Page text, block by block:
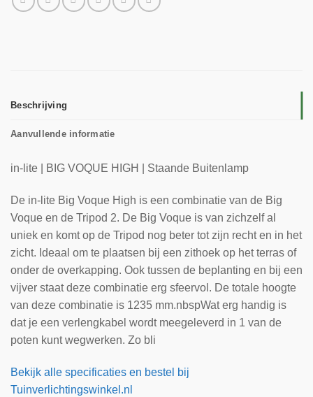
Beschrijving
Aanvullende informatie
in-lite | BIG VOQUE HIGH | Staande Buitenlamp
De in-lite Big Voque High is een combinatie van de Big
Voque en de Tripod 2. De Big Voque is van zichzelf al
uniek en komt op de Tripod nog beter tot zijn recht en in het
zicht. Ideaal om te plaatsen bij een zithoek op het terras of
onder de overkapping. Ook tussen de beplanting en bij een
vijver staat deze combinatie erg sfeervol. De totale hoogte
van deze combinatie is 1235 mm.nbspWat erg handig is
dat je een verlengkabel wordt meegeleverd in 1 van de
poten kunt wegwerken. Zo bli
Bekijk alle specificaties en bestel bij
Tuinverlichtingswinkel.nl